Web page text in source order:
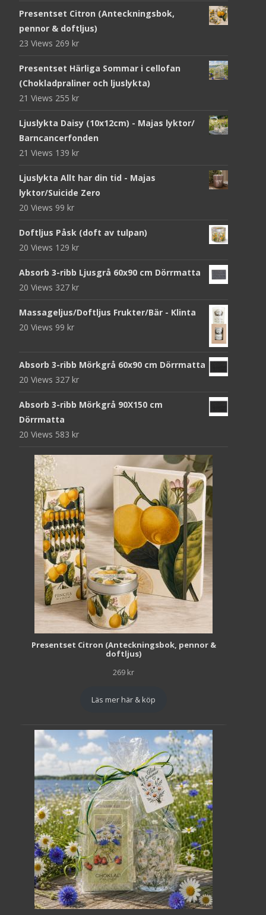
Presentset Citron (Anteckningsbok,
pennor & doftljus)
23 Views 269 kr
Presentset Härliga Sommar i cellofan
(Chokladpraliner och ljuslykta)
21 Views 255 kr
Ljuslykta Daisy (10x12cm) - Majas lyktor/
Barncancerfonden
21 Views 139 kr
Ljuslykta Allt har din tid - Majas
lyktor/Suicide Zero
20 Views 99 kr
Doftljus Påsk (doft av tulpan)
20 Views 129 kr
Absorb 3-ribb Ljusgrå 60x90 cm Dörrmatta
20 Views 327 kr
Massageljus/Doftljus Frukter/Bär - Klinta
20 Views 99 kr
Absorb 3-ribb Mörkgrå 60x90 cm Dörrmatta
20 Views 327 kr
Absorb 3-ribb Mörkgrå 90X150 cm
Dörrmatta
20 Views 583 kr
Presentset Citron (Anteckningsbok, pennor &
doftljus)
269 kr
Läs mer här & köp